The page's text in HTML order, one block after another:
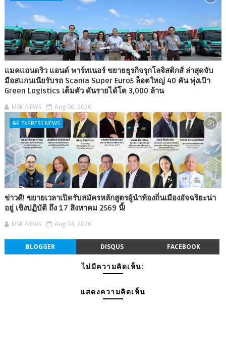
แมคแอนดริว แอนด์ พาร์ทเนอร์ ขยายธุรกิจรุกโลจิสติกส์ ล่าสุดจับ
มือสแกนเนียรับรถ Scania Super Euro5 ล็อตใหญ่ 40 คัน พุ่งเป้า
Green Logistics เต็มตัว ดันรายได้โต 3,000 ล้าน
MSK-NEWS Aug 06, 2026
EXPRESS NEWS
ข่าวดี! ขยายเวลาเปิดรับสมัครหลักสูตรผู้นำท้องถิ่นเมืองอัจฉริยะน่า
อยู่ เชิงปฏิบัติ ถึง 17 สิงหาคม 2569 นี้!
MSK-NEWS Aug 03, 2026
BLOGGER DISQUS FACEBOOK
ไม่มีความคิดเห็น:
แสดงความคิดเห็น